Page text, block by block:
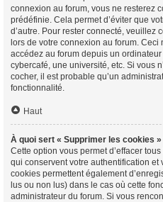
connexion au forum, vous ne resterez
prédéfinie. Cela permet d’éviter que
d’autre. Pour rester connecté, veuillez
lors de votre connexion au forum. Ceci
accédez au forum depuis un
cybercafé, une université, etc. Si vous
cocher, il est probable qu’un
fonctionnalité.
Haut
À quoi sert « Supprimer les cookies »
Cette option vous permet d’effacer
qui conservent votre authentification et
cookies permettent également
lus ou non lus) dans le cas où cette
administrateur du forum. Si vous